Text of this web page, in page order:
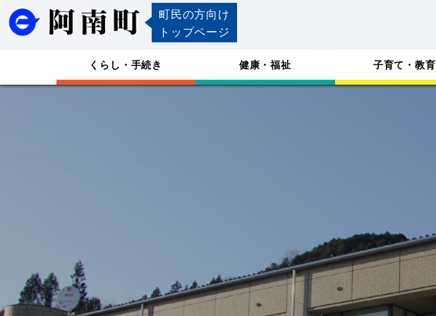
町民の方向け
トップページ
くらし・手続き 健康・福祉 子育て・教育